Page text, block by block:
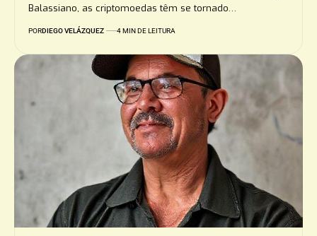
Balassiano, as criptomoedas têm se tornado…
PORDIEGO VELÁZQUEZ 4 MIN DE LEITURA